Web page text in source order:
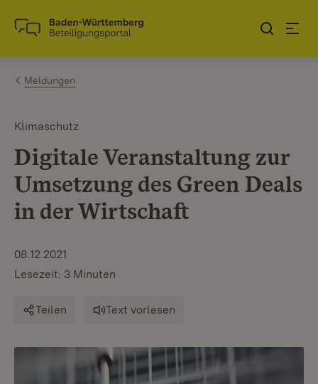
Zum Inhalt springen
Link zur Startseite
Meldungen
Klimaschutz
Digitale Veranstaltung zur
Umsetzung des Green Deals
in der Wirtschaft
08.12.2021
Lesezeit: 3 Minuten
Teilen Text vorlesen